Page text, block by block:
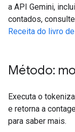
a API Gemini,
contados,
Receita do livro
Método:
Executa o
e retorna a
para saber mais.